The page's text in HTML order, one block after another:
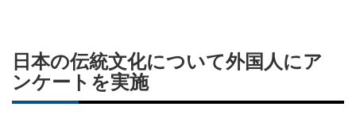
日本の伝統文化について外国人にア
ンケートを実施